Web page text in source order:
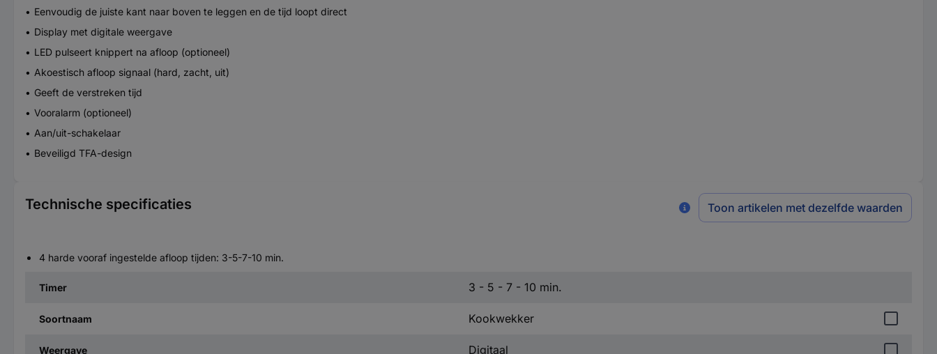
Eenvoudig de juiste kant naar boven te leggen en de tijd loopt direct
Display met digitale weergave
LED pulseert knippert na afloop (optioneel)
Akoestisch afloop signaal (hard, zacht, uit)
Geeft de verstreken tijd
Vooralarm (optioneel)
Aan/uit-schakelaar
Beveiligd TFA-design
Technische specificaties Toon artikelen met dezelfde waarden
4 harde vooraf ingestelde afloop tijden: 3-5-7-10 min.
Timer 3 - 5 - 7 - 10 min.
Soortnaam Kookwekker
Weergave Digitaal